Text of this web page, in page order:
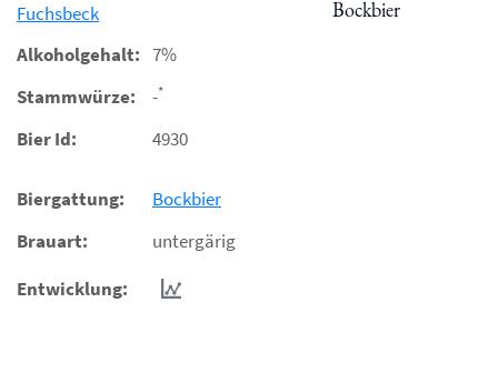
Fuchsbeck
Alkoholgehalt: 7%
Stammwürze:
-*
Bier Id: 4930
Biergattung:
Bockbier
Brauart:
untergärig
Entwicklung: